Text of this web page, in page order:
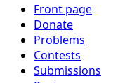
Front page
Donate
Problems
Contests
Submissions